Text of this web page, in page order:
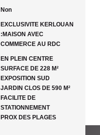
Non
EXCLUSIVITE KERLOUAN
:MAISON AVEC
COMMERCE AU RDC
EN PLEIN CENTRE
SURFACE DE 228 M²
EXPOSITION SUD
JARDIN CLOS DE 590 M²
FACILITE DE
STATIONNEMENT
PROX DES PLAGES